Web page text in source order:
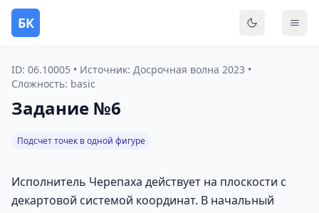
БК
ID: 06.10005 • Источник: Досрочная волна 2023 •
Сложность: basic
Задание №6
Подсчет точек в одной фигуре
Исполнитель Черепаха действует на плоскости с
декартовой системой координат. В начальный